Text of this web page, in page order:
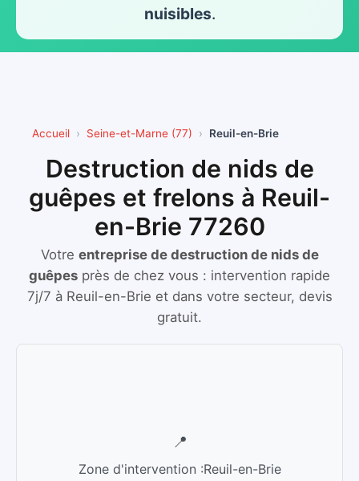
nuisibles.
Accueil Seine-et-Marne (77) Reuil-en-Brie
Destruction de nids de
guêpes et frelons à Reuil-
en-Brie 77260
Votre entreprise de destruction de nids de
guêpes près de chez vous : intervention rapide
7j/7 à Reuil-en-Brie et dans votre secteur, devis
gratuit.
📍
Zone d'intervention :Reuil-en-Brie